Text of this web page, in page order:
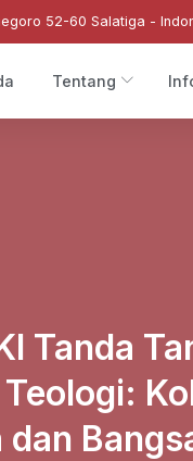
52-60 Salatiga -
Tentang
Tanda